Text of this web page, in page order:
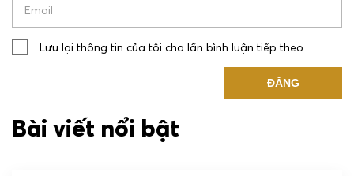
Lưu lại thông tin của tôi cho lần bình luận tiếp theo.
Bài viết nổi bật